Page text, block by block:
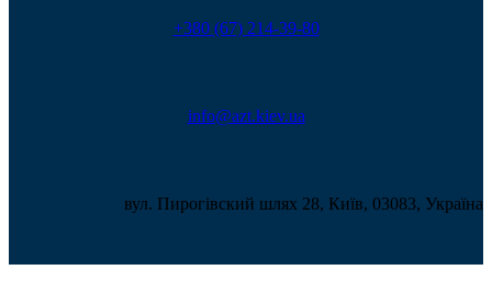
+380 (67) 214-39-80
info@azt.kiev.ua
вул. Пирогівский шлях 28, Київ, 03083, Україна